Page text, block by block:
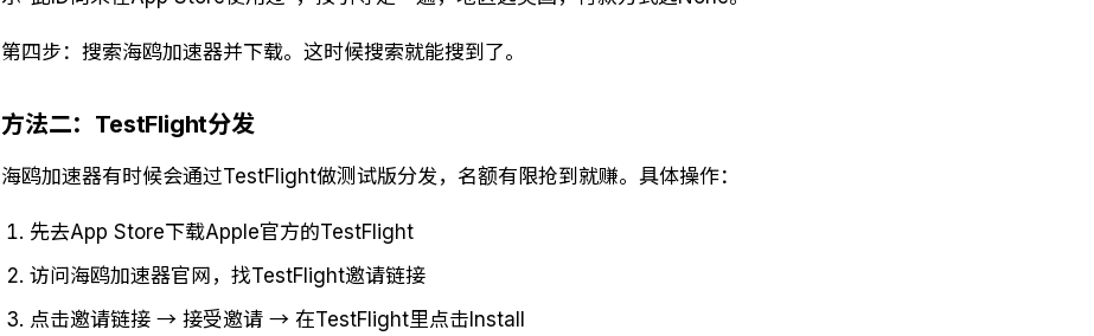
第四步：搜索海鸥加速器并下载。这时候搜索就能搜到了。
方法二：TestFlight分发
海鸥加速器有时候会通过TestFlight做测试版分发，名额有限抢到就赚。具体操作：
先去App Store下载Apple官方的TestFlight
访问海鸥加速器官网，找TestFlight邀请链接
点击邀请链接 → 接受邀请 → 在TestFlight里点击Install